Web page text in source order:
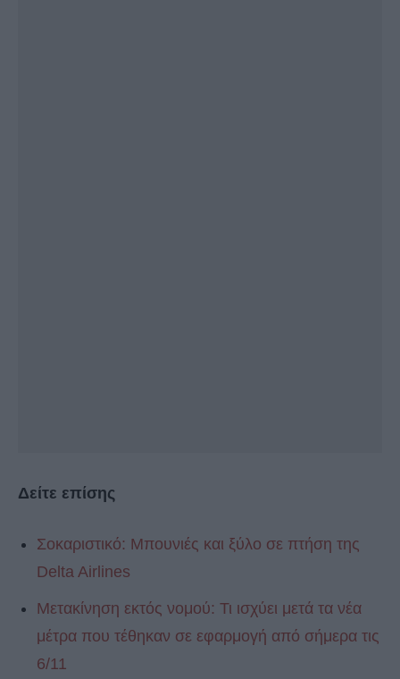
Δείτε επίσης
Σοκαριστικό: Μπουνιές και ξύλο σε πτήση της
Delta Airlines
Μετακίνηση εκτός νομού: Τι ισχύει μετά τα νέα
μέτρα που τέθηκαν σε εφαρμογή από σήμερα τις
6/11